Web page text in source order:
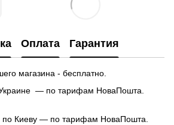
Оплата Гарантия
магазина - бесплатно.
— по тарифам НоваПошта.
по Киеву — по тарифам НоваПошта.